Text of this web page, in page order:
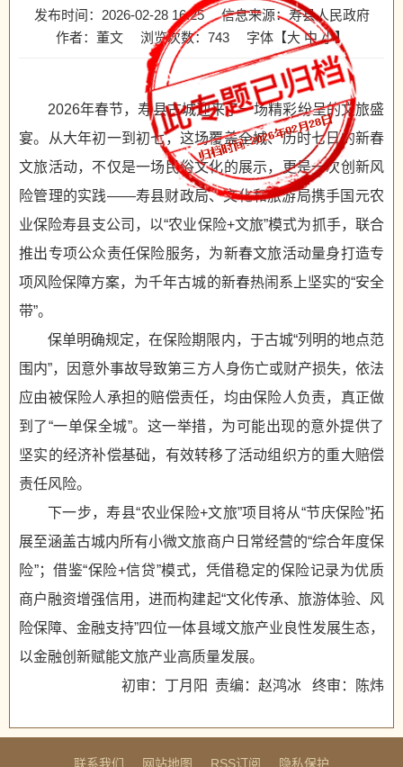
发布时间：2026-02-28 16:25
信息来源：寿县人民政府
作者：董文
浏览次数： 743 字体【大 中 小】
2026年春节，寿县古城迎来了一场精彩纷呈的文旅盛
宴。从大年初一到初七，这场覆盖全城、历时七日的新春
文旅活动，不仅是一场民俗文化的展示，更是一次创新风
险管理的实践——寿县财政局、文化和旅游局携手国元农
业保险寿县支公司，以“农业保险+文旅”模式为抓手，联合
推出专项公众责任保险服务，为新春文旅活动量身打造专
项风险保障方案，为千年古城的新春热闹系上坚实的“安全
带”。
保单明确规定，在保险期限内，于古城“列明的地点范
围内”，因意外事故导致第三方人身伤亡或财产损失，依法
应由被保险人承担的赔偿责任，均由保险人负责，真正做
到了“一单保全城”。这一举措，为可能出现的意外提供了
坚实的经济补偿基础，有效转移了活动组织方的重大赔偿
责任风险。
下一步，寿县“农业保险+文旅”项目将从“节庆保险”拓
展至涵盖古城内所有小微文旅商户日常经营的“综合年度保
险”；借鉴“保险+信贷”模式，凭借稳定的保险记录为优质
商户融资增强信用，进而构建起“文化传承、旅游体验、风
险保障、金融支持”四位一体县域文旅产业良性发展生态，
以金融创新赋能文旅产业高质量发展。
初审：丁月阳 责编：赵鸿冰 终审：陈炜
联系我们 网站地图 RSS订阅 隐私保护